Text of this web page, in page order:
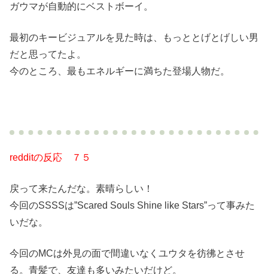
ガウマが自動的にベストボーイ。
最初のキービジュアルを見た時は、もっととげとげしい男
だと思ってたよ。
今のところ、最もエネルギーに満ちた登場人物だ。
redditの反応 ７５
戻って来たんだな。素晴らしい！
今回のSSSSは”Scared Souls Shine like Stars”って事みた
いだな。
今回のMCは外見の面で間違いなくユウタを彷彿とさせ
る。青髪で、友達も多いみたいだけど。